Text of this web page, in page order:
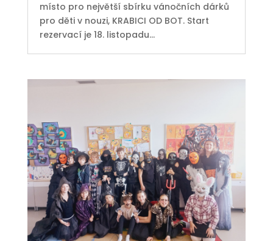
místo pro největší sbírku vánočních dárků
pro děti v nouzi, KRABICI OD BOT. Start
rezervací je 18. listopadu...